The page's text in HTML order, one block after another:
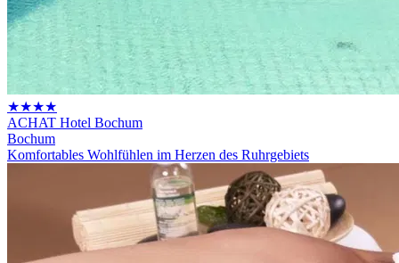
★★★★
ACHAT Hotel Bochum
Bochum
Komfortables Wohlfühlen im Herzen des Ruhrgebiets